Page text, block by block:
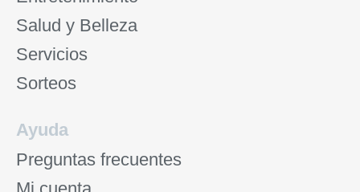
Salud y Belleza
Servicios
Sorteos
Ayuda
Preguntas frecuentes